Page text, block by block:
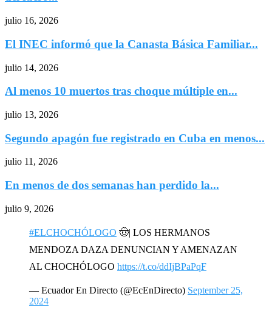
julio 16, 2026
El INEC informó que la Canasta Básica Familiar...
julio 14, 2026
Al menos 10 muertos tras choque múltiple en...
julio 13, 2026
Segundo apagón fue registrado en Cuba en menos...
julio 11, 2026
En menos de dos semanas han perdido la...
julio 9, 2026
#ELCHOCHÓLOGO 🤠| LOS HERMANOS
MENDOZA DAZA DENUNCIAN Y AMENAZAN
AL CHOCHÓLOGO https://t.co/ddIjBPaPqF
— Ecuador En Directo (@EcEnDirecto) September 25,
2024